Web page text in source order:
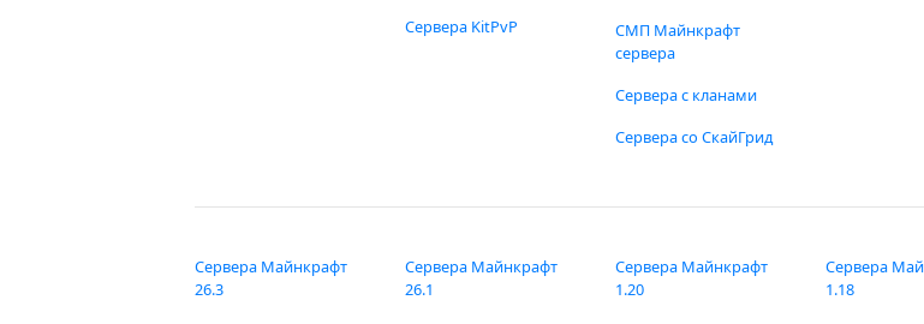
Сервера KitPvP
СМП Майнкрафт
сервера
Сервера с кланами
Сервера со СкайГрид
Сервера Майнкрафт
26.3
Сервера Майнкрафт
26.1
Сервера Майнкрафт
1.20
Сервера
1.18